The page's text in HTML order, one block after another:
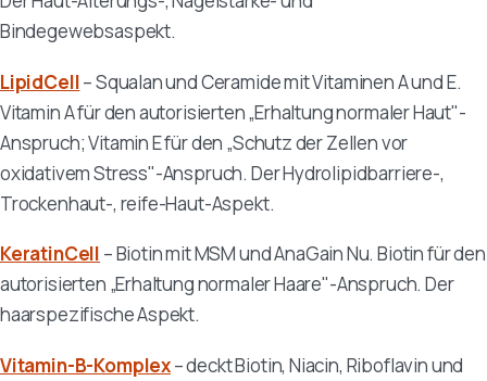
Bindegewebsaspekt.
LipidCell– Squalan und Ceramide mit Vitaminen A und E.
Vitamin A für den autorisierten „Erhaltung normaler Haut"-
Anspruch; Vitamin E für den „Schutz der Zellen vor
oxidativem Stress"-Anspruch. Der Hydrolipidbarriere-,
Trockenhaut-, reife-Haut-Aspekt.
KeratinCell – Biotin mit MSM und AnaGain Nu. Biotin für den
autorisierten „Erhaltung normaler Haare"-Anspruch. Der
haarspezifische Aspekt.
Vitamin-B-Komplex– deckt Biotin, Niacin, Riboflavin und